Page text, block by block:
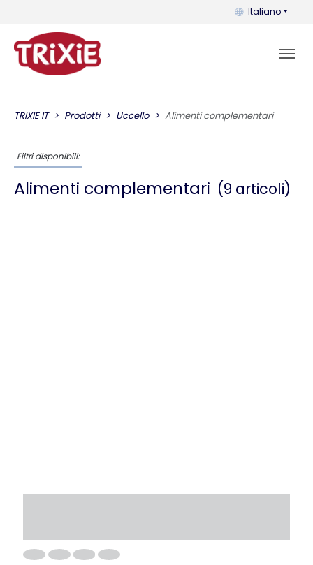
Puoi cambiare
Italiano
TRIXIE IT Prodotti Uccello Alimenti complementari
Filtri disponibili:
Alimenti complementari (9 articoli)